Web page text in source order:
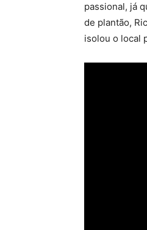
passional, já
de plantão,
isolou o local